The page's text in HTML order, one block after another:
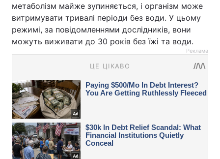
метаболізм майже зупиняється, і організм може
витримувати тривалі періоди без води. У цьому
режимі, за повідомленнями дослідників, вони
можуть виживати до 30 років без їжі та води.
Реклама